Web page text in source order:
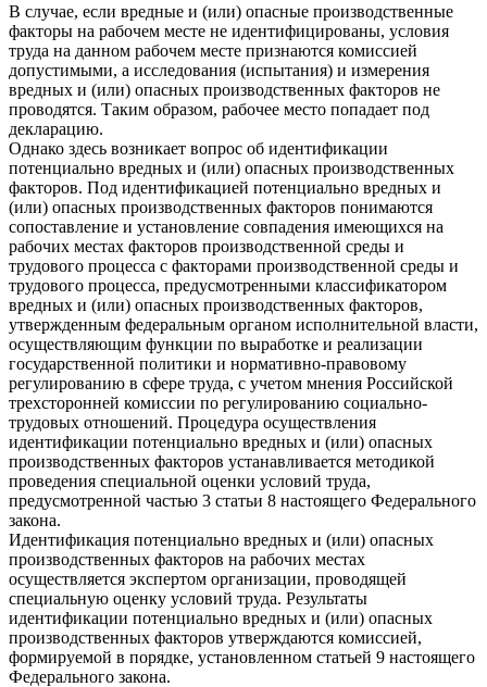
В случае, если вредные и (или) опасные производственные
факторы на рабочем месте не идентифицированы, условия
труда на данном рабочем месте признаются комиссией
допустимыми, а исследования (испытания) и измерения
вредных и (или) опасных производственных факторов не
проводятся. Таким образом, рабочее место попадает под
декларацию.
Однако здесь возникает вопрос об идентификации
потенциально вредных и (или) опасных производственных
факторов. Под идентификацией потенциально вредных и
(или) опасных производственных факторов понимаются
сопоставление и установление совпадения имеющихся на
рабочих местах факторов производственной среды и
трудового процесса с факторами производственной среды и
трудового процесса, предусмотренными классификатором
вредных и (или) опасных производственных факторов,
утвержденным федеральным органом исполнительной власти,
осуществляющим функции по выработке и реализации
государственной политики и нормативно-правовому
регулированию в сфере труда, с учетом мнения Российской
трехсторонней комиссии по регулированию социально-
трудовых отношений. Процедура осуществления
идентификации потенциально вредных и (или) опасных
производственных факторов устанавливается методикой
проведения специальной оценки условий труда,
предусмотренной частью 3 статьи 8 настоящего Федерального
закона.
Идентификация потенциально вредных и (или) опасных
производственных факторов на рабочих местах
осуществляется экспертом организации, проводящей
специальную оценку условий труда. Результаты
идентификации потенциально вредных и (или) опасных
производственных факторов утверждаются комиссией,
формируемой в порядке, установленном статьей 9 настоящего
Федерального закона.